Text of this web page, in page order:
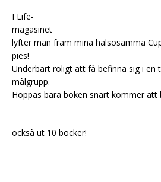
I Life-
magasinet
lyfter man fram mina hälsosamma
pies!
Underbart roligt att få befinna sig i en
målgrupp.
Hoppas bara boken snart kommer att
också ut 10 böcker!